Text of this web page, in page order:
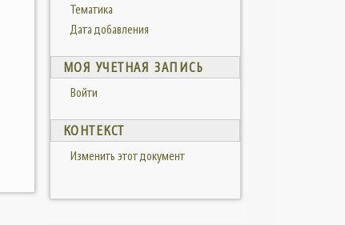
Тематика
Дата добавления
МОЯ УЧЕТНАЯ ЗАПИСЬ
Войти
КОНТЕКСТ
Изменить этот документ